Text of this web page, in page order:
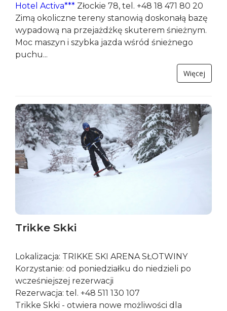
Hotel Activa*** Złockie 78, tel. +48 18 471 80 20
Zimą okoliczne tereny stanowią doskonałą bazę
wypadową na przejażdżkę skuterem śnieżnym.
Moc maszyn i szybka jazda wśród śnieżnego
puchu...
Więcej
Trikke Skki
Lokalizacja: TRIKKE SKI ARENA SŁOTWINY
Korzystanie: od poniedziałku do niedzieli po
wcześniejszej rezerwacji
Rezerwacja: tel. +48 511 130 107
Trikke Skki - otwiera nowe możliwości dla